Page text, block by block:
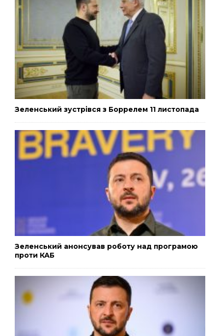
Зеленський зустрівся з Боррелем 11 листопада
Зеленський анонсував роботу над програмою
проти КАБ